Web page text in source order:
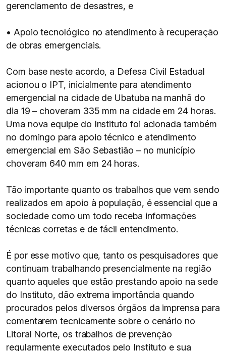
gerenciamento de desastres, e
• Apoio tecnológico no atendimento à recuperação
de obras emergenciais.
Com base neste acordo, a Defesa Civil Estadual
acionou o IPT, inicialmente para atendimento
emergencial na cidade de Ubatuba na manhã do
dia 19 – choveram 335 mm na cidade em 24 horas.
Uma nova equipe do Instituto foi acionada também
no domingo para apoio técnico e atendimento
emergencial em São Sebastião – no município
choveram 640 mm em 24 horas.
Tão importante quanto os trabalhos que vem sendo
realizados em apoio à população, é essencial que a
sociedade como um todo receba informações
técnicas corretas e de fácil entendimento.
É por esse motivo que, tanto os pesquisadores que
continuam trabalhando presencialmente na região
quanto aqueles que estão prestando apoio na sede
do Instituto, dão extrema importância quando
procurados pelos diversos órgãos da imprensa para
comentarem tecnicamente sobre o cenário no
Litoral Norte, os trabalhos de prevenção
regularmente executados pelo Instituto e sua